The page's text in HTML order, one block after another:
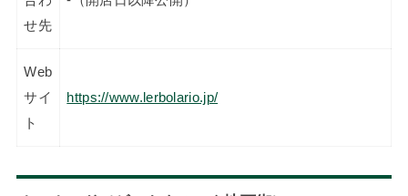
せ先
Web
サイ
ト
https://www.lerbolario.jp/